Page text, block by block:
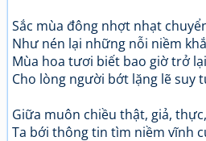
Sắc mùa đông nhợt nhạt
Như nén lại những nỗi niềm
Mùa hoa tươi biết bao giờ trở lại
Cho lòng người bớt lặng lẽ suy
Giữa muôn chiều thật, giả,
Ta bới thông tin tìm niềm vĩnh